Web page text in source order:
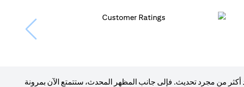
أكثر من مجرد تحديث. فإلى جانب المظهر المحدث، ستتمتع الآن بمرونة